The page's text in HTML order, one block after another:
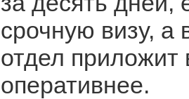
срочную визу, а
отдел приложит
оперативнее.